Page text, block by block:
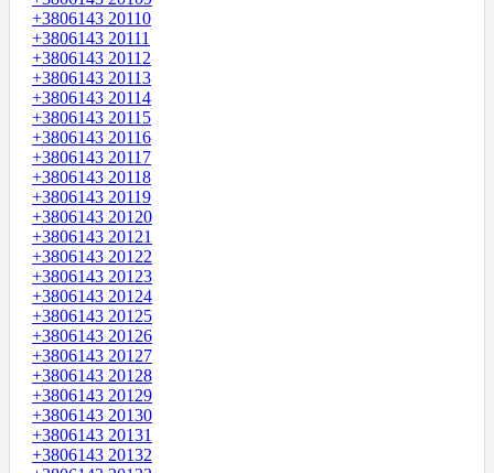
+3806143 20110
+3806143 20111
+3806143 20112
+3806143 20113
+3806143 20114
+3806143 20115
+3806143 20116
+3806143 20117
+3806143 20118
+3806143 20119
+3806143 20120
+3806143 20121
+3806143 20122
+3806143 20123
+3806143 20124
+3806143 20125
+3806143 20126
+3806143 20127
+3806143 20128
+3806143 20129
+3806143 20130
+3806143 20131
+3806143 20132